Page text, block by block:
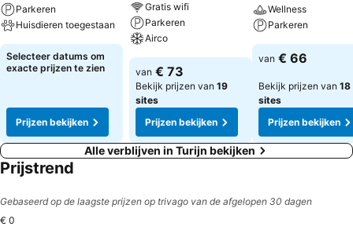
Parkeren
Huisdieren toegestaan
Selecteer datums om
exacte prijzen te zien
Prijzen bekijken
Gratis wifi
Parkeren
Airco
van € 73
Bekijk prijzen van 19
sites
Prijzen bekijken
Wellness
Parkeren
van € 66
Bekijk prijzen van 18
sites
Prijzen bekijken
Alle verblijven in Turijn bekijken
Prijstrend
Gebaseerd op de laagste prijzen op trivago van de afgelopen 30 dagen
€ 0